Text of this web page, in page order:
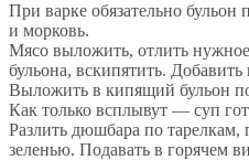
При варке обязательно бульон
и морковь.
Мясо выложить, отлить
бульона, вскипятить.
Выложить в кипящий бульон
Как только всплывут — суп
Разлить дюшбара по тарелкам,
зеленью. Подавать в горячем